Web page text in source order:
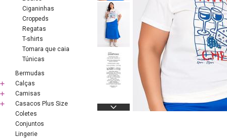
Ciganinhas
Croppeds
Regatas
T-shirts
Tomara que caia
Túnicas
Bermudas
Calças
Camisas
Casacos Plus Size
Coletes
Conjuntos
Lingerie